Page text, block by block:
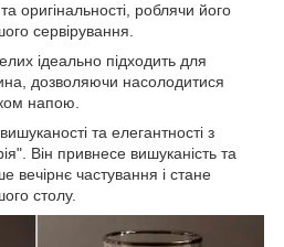
оригінальності, роблячи його
сервірування.
ідеально підходить для
дозволяючи насолодитися
напою.
та елегантності з
Він привнесе вишуканість та
вечірнє частування і стане
столу.